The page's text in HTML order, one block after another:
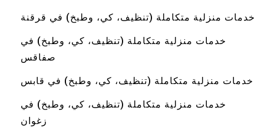
خدمات منزلية متكاملة (تنظيف، كي، وطبخ) في قرقنة
خدمات منزلية متكاملة (تنظيف، كي، وطبخ) في
صفاقس
خدمات منزلية متكاملة (تنظيف، كي، وطبخ) في قابس
خدمات منزلية متكاملة (تنظيف، كي، وطبخ) في
زغوان